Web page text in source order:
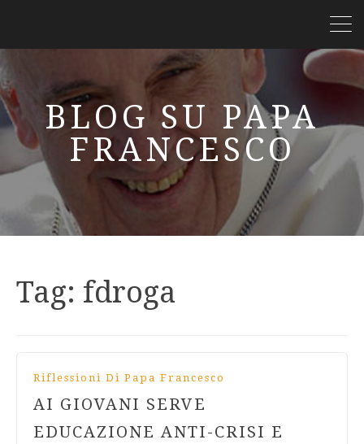
BLOG SU PAPA
FRANCESCO
Tag: fdroga
Riflessioni Di Papa Francesco
AI GIOVANI SERVE
EDUCAZIONE ANTI-CRISI E